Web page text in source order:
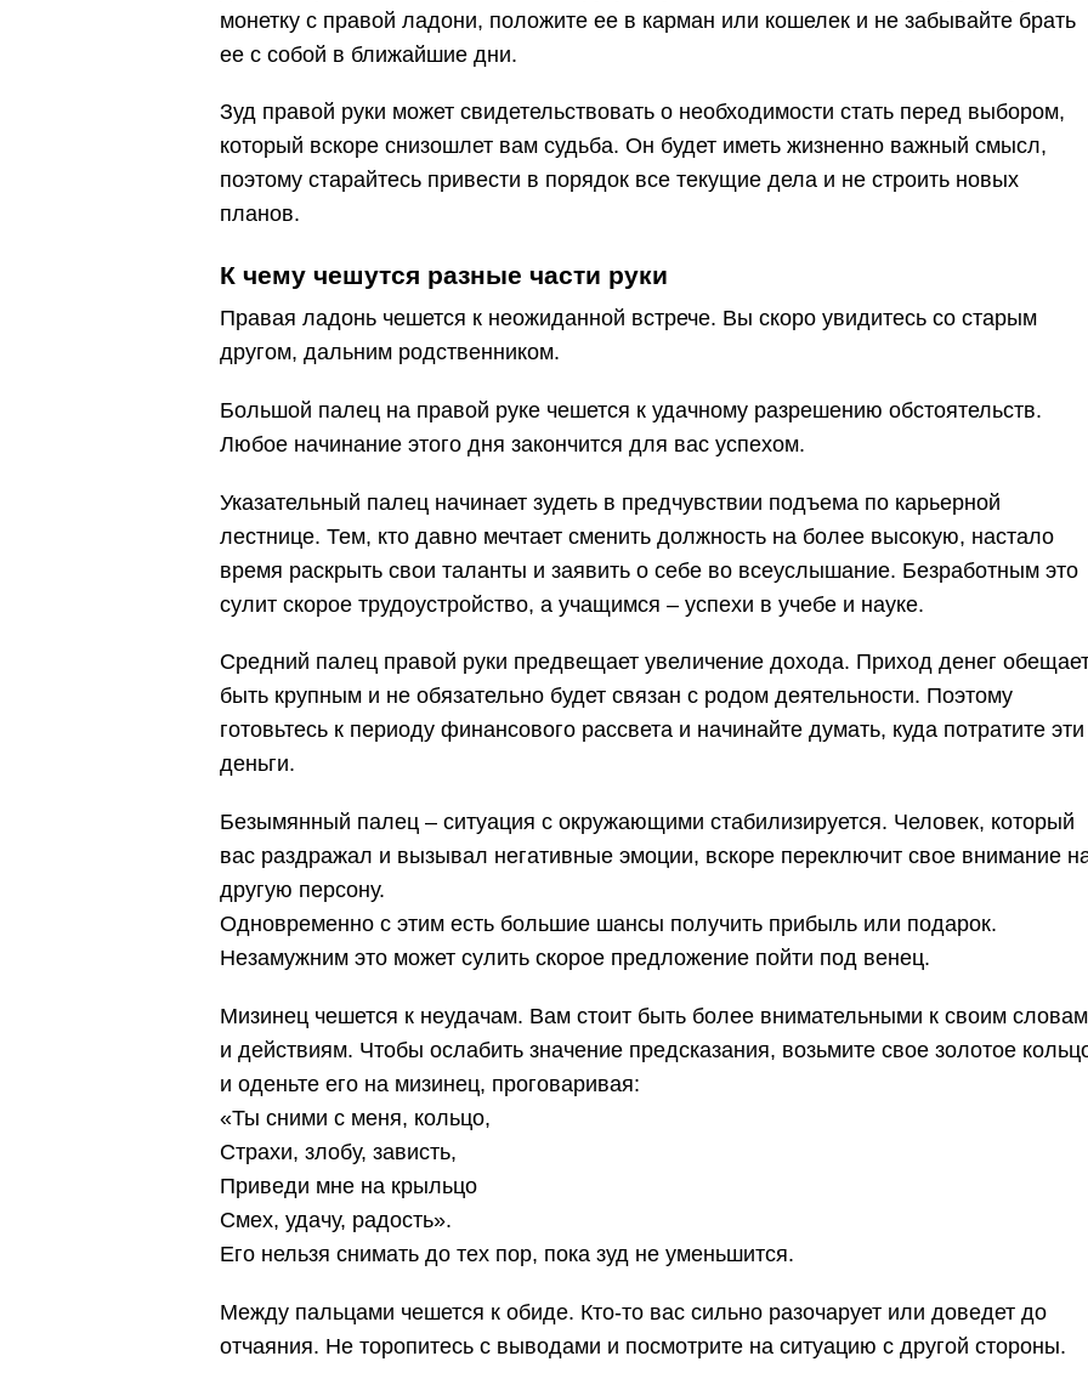
монетку с правой ладони, положите ее в карман или кошелек и не забывайте брать
ее с собой в ближайшие дни.
Зуд правой руки может свидетельствовать о необходимости стать перед выбором,
который вскоре снизошлет вам судьба. Он будет иметь жизненно важный смысл,
поэтому старайтесь привести в порядок все текущие дела и не строить новых
планов.
К чему чешутся разные части руки
Правая ладонь чешется к неожиданной встрече. Вы скоро увидитесь со старым
другом, дальним родственником.
Большой палец на правой руке чешется к удачному разрешению обстоятельств.
Любое начинание этого дня закончится для вас успехом.
Указательный палец начинает зудеть в предчувствии подъема по карьерной
лестнице. Тем, кто давно мечтает сменить должность на более высокую, настало
время раскрыть свои таланты и заявить о себе во всеуслышание. Безработным это
сулит скорое трудоустройство, а учащимся – успехи в учебе и науке.
Средний палец правой руки предвещает увеличение дохода. Приход денег
быть крупным и не обязательно будет связан с родом деятельности. Поэтому
готовьтесь к периоду финансового рассвета и начинайте думать, куда потратите эти
деньги.
Безымянный палец – ситуация с окружающими стабилизируется. Человек, который
вас раздражал и вызывал негативные эмоции, вскоре переключит свое внимание
другую персону.
Одновременно с этим есть большие шансы получить прибыль или подарок.
Незамужним это может сулить скорое предложение пойти под венец.
Мизинец чешется к неудачам. Вам стоит быть более внимательными к своим словам
и действиям. Чтобы ослабить значение предсказания, возьмите свое золотое
и оденьте его на мизинец, проговаривая:
«Ты сними с меня, кольцо,
Страхи, злобу, зависть,
Приведи мне на крыльцо
Смех, удачу, радость».
Его нельзя снимать до тех пор, пока зуд не уменьшится.
Между пальцами чешется к обиде. Кто-то вас сильно разочарует или доведет до
отчаяния. Не торопитесь с выводами и посмотрите на ситуацию с другой стороны.